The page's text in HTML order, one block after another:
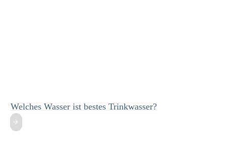
Welches Wasser ist bestes Trinkwasser?